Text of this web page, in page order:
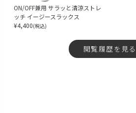
ON/OFF兼用 サラッと清涼ストレ
ッチ イージースラックス
¥4,400(税込)
閲覧履歴を見る